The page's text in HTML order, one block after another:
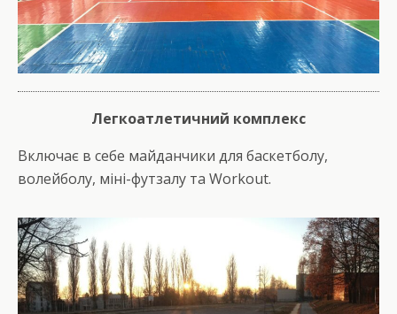
Легкоатлетичний комплекс
Включає в себе майданчики для баскетболу,
волейболу, міні-футзалу та Workout.